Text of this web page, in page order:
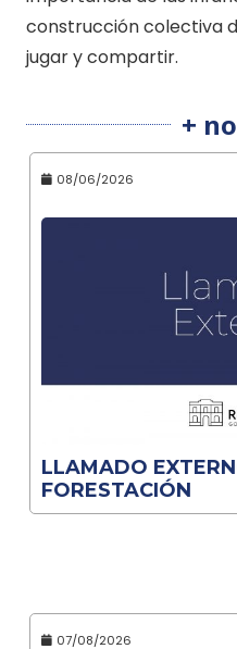
construcción colectiva
jugar y compartir.
+
08/06/2026
LLAMADO
FORESTACIÓN
07/08/2026